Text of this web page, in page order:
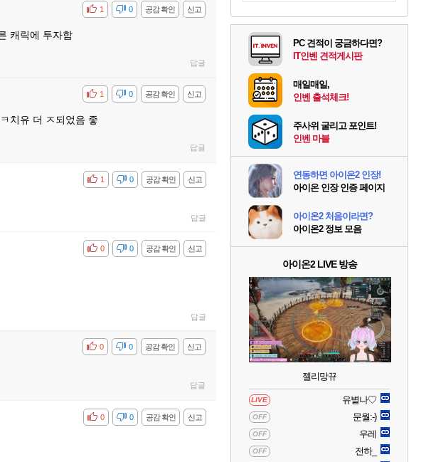
신고
공감 확인
비공감 0
1
캐릭에 투자함
답글
신고
공감 확인
비공감 0
1
치유 더 ㅈ되었음 좋
답글
신고
공감 확인
비공감 0
1
답글
신고
공감 확인
비공감 0
0
답글
신고
공감 확인
비공감 0
0
답글
신고
공감 확인
비공감 0
0
PC 견적이 궁금하다면?
IT인벤 견적게시판
매일매일,
인벤 출석체크!
주사위 굴리고 포인트!
인벤 마블
연동하면 아이온2 인장!
아이온 인장 인증 페이지
아이온2 처음이라면?
아이온2 정보 모음
아이온2 LIVE 방송
젤리망뀨
LIVE 유별나♡
OFF 문월:-)
OFF 우레
OFF 전하_